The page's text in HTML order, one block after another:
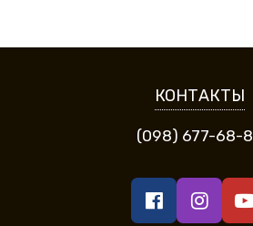
КОНТАКТЫ
(098) 677-68-